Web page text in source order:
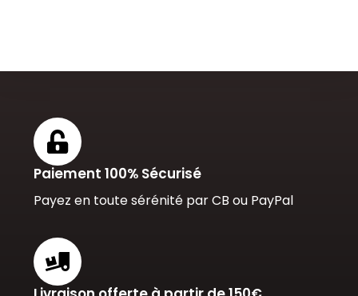
Paiement 100% Sécurisé
Payez en toute sérénité par CB ou PayPal